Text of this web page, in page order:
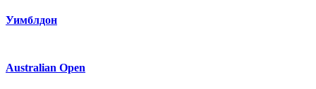
Уимблдон
Australian Open